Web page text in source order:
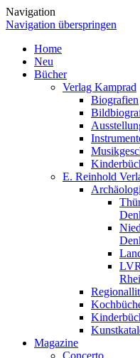
Navigation
Navigation überspringen
Home
Neu
Bücher
Verlag Kamprad
Biografien
E. Reinhold
Magazine
Concerto